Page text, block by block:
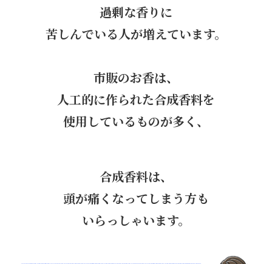
過剰な香りに
苦しんでいる人が増えています。
市販のお香は、
人工的に作られた合成香料を
使用しているものが多く、
合成香料は、
頭が痛くなってしまう方も
いらっしゃいます。